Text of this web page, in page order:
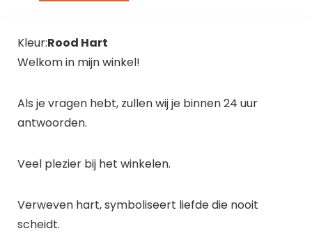
Kleur:Rood Hart
Welkom in mijn winkel!
Als je vragen hebt, zullen wij je binnen 24 uur
antwoorden.
Veel plezier bij het winkelen.
Verweven hart, symboliseert liefde die nooit
scheidt.